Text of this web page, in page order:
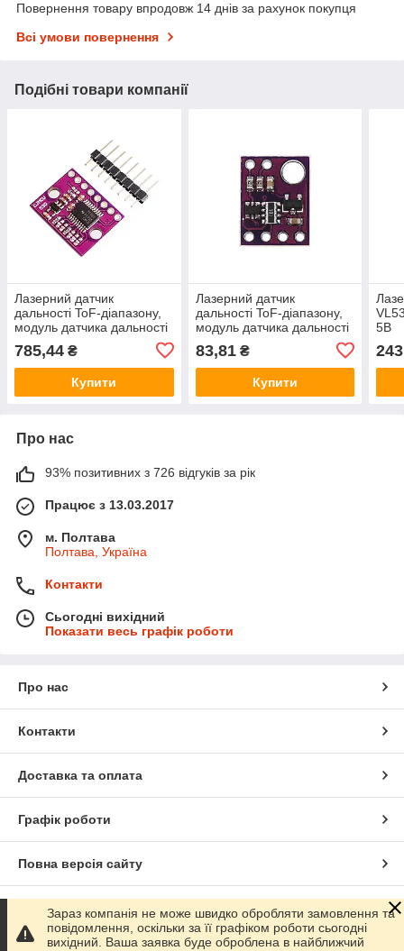
Повернення товару впродовж 14 днів за рахунок покупця
Всі умови повернення
Подібні товари компанії
Лазерний датчик
дальності ToF-діапазону,
модуль датчика дальності
за часом польоту, MCU-
VL53L0X
785,44 ₴
Купити
Лазерний датчик
дальності ToF-діапазону,
модуль датчика дальності
польоту, GY-530 VL53L0X
83,81₴
Купити
5В
Про нас
93% позитивних з 726 відгуків за рік
Працює з 13.03.2017
м. Полтава
Полтава, Україна
Контакти
Сьогодні вихідний
Показати весь графік роботи
Про нас
Контакти
Доставка та оплата
Графік роботи
Повна версія сайту
Сайт створено на маркетплейсі Prom.ua
Зараз компанія не може швидко обробляти замовлення та
повідомлення, оскільки за її графіком роботи сьогодні
вихідний. Ваша заявка буде оброблена в найближчий